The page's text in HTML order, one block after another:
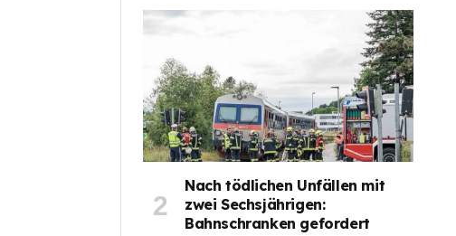
Nach tödlichen Unfällen mit
zwei Sechsjährigen:
Bahnschranken gefordert